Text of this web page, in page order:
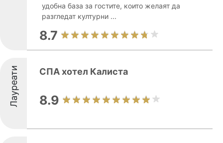
удобна база за гостите, които желаят да
разгледат културни ...
8.7
Лауреати СПА хотел Калиста
8.9